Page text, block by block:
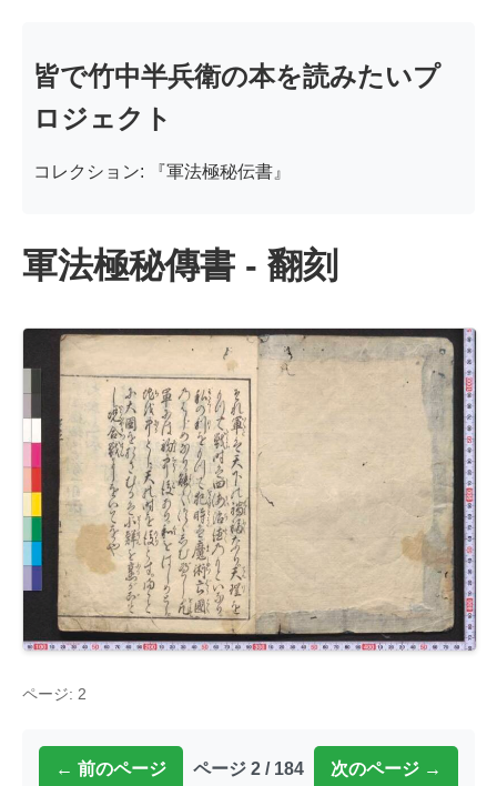
皆で竹中半兵衛の本を読みたいプ
ロジェクト
コレクション: 『軍法極秘伝書』
軍法極秘傳書 - 翻刻
ページ: 2
← 前のページ ページ 2 / 184 次のページ →